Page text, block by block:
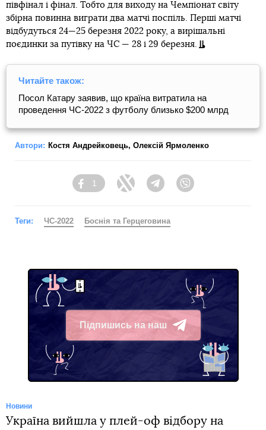
півфінал і фінал. Тобто для виходу на Чемпіонат світу
збірна повинна виграти два матчі поспіль. Перші матчі
відбудуться 24—25 березня 2022 року, а вирішальні
поєдинки за путівку на ЧС — 28 і 29 березня.
Читайте також:
Посол Катару заявив, що країна витратила на
проведення ЧС-2022 з футболу близько $200 млрд
Автори: Костя Андрейковець, Олексій Ярмоленко
Facebook
1
Twitter TelegramViber
Теги: ЧС-2022 Боснія та Герцеговина
Підпишись на наш
Telegram
Новини
Україна вийшла у плей-оф відбору на